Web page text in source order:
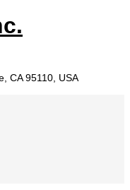
CA 95110, USA